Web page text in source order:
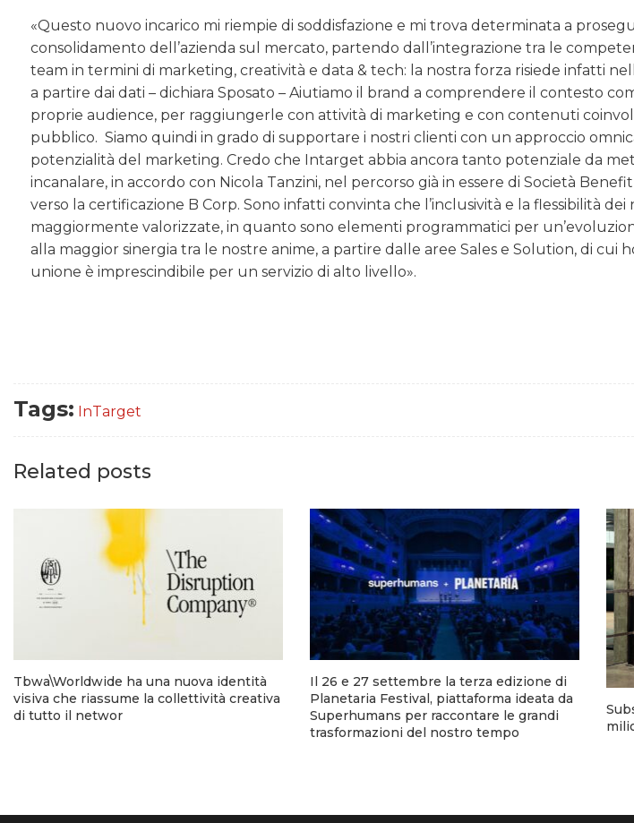
«Questo nuovo incarico mi riempie di soddisfazione e mi trova determinata a
consolidamento dell’azienda sul mercato, partendo dall’integrazione tra le
team in termini di marketing, creatività e data & tech: la nostra forza risiede infatti
a partire dai dati – dichiara Sposato – Aiutiamo il brand a comprendere il contesto
proprie audience, per raggiungerle con attività di marketing e con contenuti
pubblico. Siamo quindi in grado di supportare i nostri clienti con un approccio
potenzialità del marketing. Credo che Intarget abbia ancora tanto potenziale da
incanalare, in accordo con Nicola Tanzini, nel percorso già in essere di Società
verso la certificazione B Corp. Sono infatti convinta che l’inclusività e la flessibilità
maggiormente valorizzate, in quanto sono elementi programmatici per
alla maggior sinergia tra le nostre anime, a partire dalle aree Sales e Solution, di cui
unione è imprescindibile per un servizio di alto livello».
Tags: InTarget
Related posts
Tbwa\Worldwide ha una nuova identità
visiva che riassume la collettività creativa
di tutto il networ
Il 26 e 27 settembre la terza edizione di
Planetaria Festival, piattaforma ideata da
Superhumans per raccontare le grandi
trasformazioni del nostro tempo